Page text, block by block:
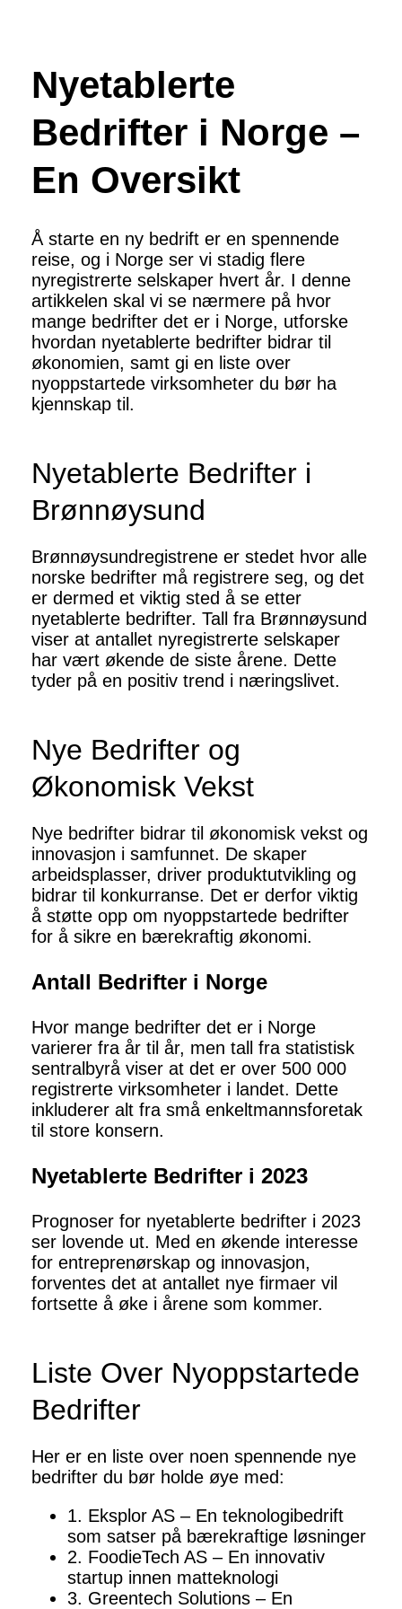
Nyetablerte
Bedrifter i Norge –
En Oversikt
Å starte en ny bedrift er en spennende
reise, og i Norge ser vi stadig flere
nyregistrerte selskaper hvert år. I denne
artikkelen skal vi se nærmere på hvor
mange bedrifter det er i Norge, utforske
hvordan nyetablerte bedrifter bidrar til
økonomien, samt gi en liste over
nyoppstartede virksomheter du bør ha
kjennskap til.
Nyetablerte Bedrifter i
Brønnøysund
Brønnøysundregistrene er stedet hvor alle
norske bedrifter må registrere seg, og det
er dermed et viktig sted å se etter
nyetablerte bedrifter. Tall fra Brønnøysund
viser at antallet nyregistrerte selskaper
har vært økende de siste årene. Dette
tyder på en positiv trend i næringslivet.
Nye Bedrifter og
Økonomisk Vekst
Nye bedrifter bidrar til økonomisk vekst og
innovasjon i samfunnet. De skaper
arbeidsplasser, driver produktutvikling og
bidrar til konkurranse. Det er derfor viktig
å støtte opp om nyoppstartede bedrifter
for å sikre en bærekraftig økonomi.
Antall Bedrifter i Norge
Hvor mange bedrifter det er i Norge
varierer fra år til år, men tall fra statistisk
sentralbyrå viser at det er over 500 000
registrerte virksomheter i landet. Dette
inkluderer alt fra små enkeltmannsforetak
til store konsern.
Nyetablerte Bedrifter i 2023
Prognoser for nyetablerte bedrifter i 2023
ser lovende ut. Med en økende interesse
for entreprenørskap og innovasjon,
forventes det at antallet nye firmaer vil
fortsette å øke i årene som kommer.
Liste Over Nyoppstartede
Bedrifter
Her er en liste over noen spennende nye
bedrifter du bør holde øye med:
1. Eksplor AS – En teknologibedrift
som satser på bærekraftige løsninger
2. FoodieTech AS – En innovativ
startup innen matteknologi
3. Greentech Solutions – En